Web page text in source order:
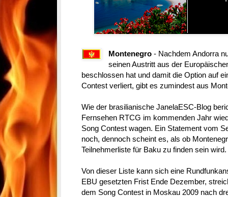
Montenegro - Nachdem Andorra
seinen Austritt aus der
beschlossen hat und damit die Option auf
Contest verliert, gibt es zumindest aus
Wie der brasilianische JanelaESC-Blog
Fernsehen RTCG im kommenden Jahr
Song Contest wagen. Ein Statement vom
noch, dennoch scheint es, als ob
Teilnehmerliste für Baku zu finden sein wird.
Von dieser Liste kann sich eine
EBU gesetzten Frist Ende Dezember,
dem Song Contest in Moskau 2009 nach